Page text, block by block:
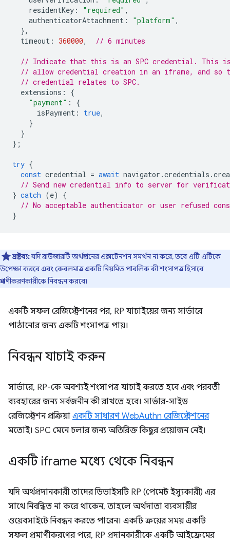
residentKey : "required" ,
authenticatorAttachment : "platform" ,
},
timeout : 360000, // 6 minutes
// Indicate that this is an SPC credential. This
// allow credential creation in an iframe, and so
// credential relates to SPC.
extensions :
{
"payment" :
{
isPayment : true,
}
}
};
try {
const credential = await navigator .credentials .
// Send new credential info to server for
} catch (e)
{
// No acceptable authenticator or user refused
}
দ্রষ্টব্য:যদি ব্রাউজারটি অর্থপ্রদানের এক্সটেনশন সমর্থন না করে, তবে এটি এটিকে
উপেক্ষা করবে এবং কেবলমাত্র একটি নিয়মিত পাবলিক কী শংসাপত্র হিসাবে
প্রমাণীকরণকারীকে নিবন্ধন করবে৷
একটি সফল রেজিস্ট্রেশনের পর, RP যাচাইয়ের জন্য সার্ভারে
পাঠানোর জন্য একটি শংসাপত্র পায়।
নিবন্ধন যাচাই করুন
সার্ভারে, RP-কে অবশ্যই শংসাপত্র যাচাই করতে হবে এবং পরবর্তী
ব্যবহারের জন্য সর্বজনীন কী রাখতে হবে। সার্ভার-সাইড
রেজিস্ট্রেশন প্রক্রিয়া একটি সাধারণ WebAuthn রেজিস্ট্রেশনের
মতোই। SPC মেনে চলার জন্য অতিরিক্ত কিছুর প্রয়োজন নেই।
একটি iframe মধ্যে থেকে নিবন্ধন
যদি অর্থপ্রদানকারী তাদের ডিভাইসটি RP (পেমেন্ট ইস্যুকারী) এর
সাথে নিবন্ধিত না করে থাকেন, তাহলে অর্থদাতা ব্যবসায়ীর
ওয়েবসাইটে নিবন্ধন করতে পারেন। একটি ক্রয়ের সময় একটি
সফল প্রমাণীকরণের পরে, RP প্রদানকারীকে একটি আইফ্রেমের